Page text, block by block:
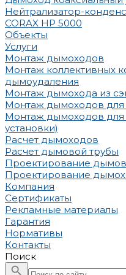
Нейтрализатор-
CORAX HP 5000
Объекты
Услуги
Монтаж дымоходов
Монтаж коллективных
дымоудаления
Монтаж дымохода из
Монтаж дымоходов для
Монтаж дымоходов
установки)
Расчет дымоходов
Расчет дымовой трубы
Проектирование
Проектирование
Компания
Сертификаты
Рекламные материалы
Гарантия
Нормативы
Контакты
Поиск